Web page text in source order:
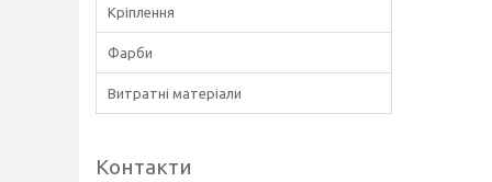
Кріплення
Фарби
Витратні матеріали
Контакти